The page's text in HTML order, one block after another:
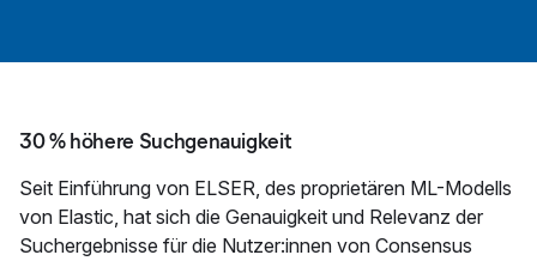
30 % höhere Suchgenauigkeit
Seit Einführung von ELSER, des proprietären ML-Modells
von Elastic, hat sich die Genauigkeit und Relevanz der
Suchergebnisse für die Nutzer:innen von Consensus